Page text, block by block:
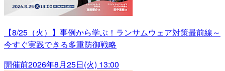
【8/25（火）】事例から学ぶ！ランサムウェア対策最前線～
今すぐ実践できる多重防御戦略
開催前2026年8月25日(火) 13:00